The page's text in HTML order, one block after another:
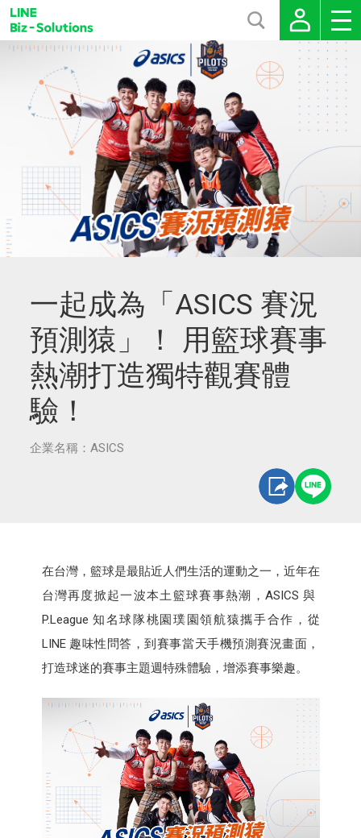
一起成為「ASICS 賽況
預測猿」！ 用籃球賽事
熱潮打造獨特觀賽體
驗！
企業名稱：ASICS
在台灣，籃球是最貼近人們生活的運動之一，近年在
台灣再度掀起一波本土籃球賽事熱潮，ASICS 與
P.League 知名球隊桃園璞園領航猿攜手合作，從
LINE 趣味性問答，到賽事當天手機預測賽況畫面，
打造球迷的賽事主題週特殊體驗，增添賽事樂趣。